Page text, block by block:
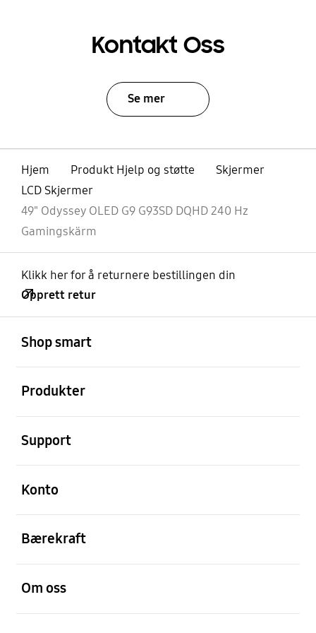
Kontakt Oss
Se mer
Hjem Produkt Hjelp og støtte
Skjermer
LCD Skjermer
49" Odyssey OLED G9 G93SD DQHD 240 Hz
Gamingskärm
Klikk her for å returnere bestillingen din
Opprett retur
Shop smart
Produkter
Support
Konto
Bærekraft
Om oss